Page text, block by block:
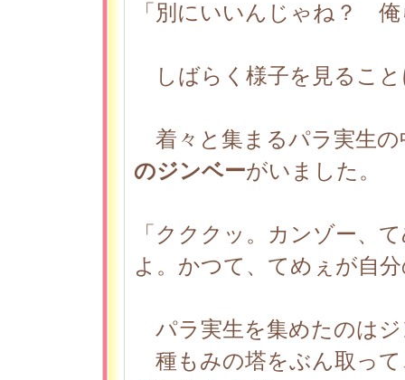
「別にいいんじゃね？
しばらく様子を見るこ
着々と集まるパラ実生の
のジンベーがいました。
「クククッ。カンゾー、
よ。かつて、てめぇが自
パラ実生を集めたのは
種もみの塔をぶん取っ